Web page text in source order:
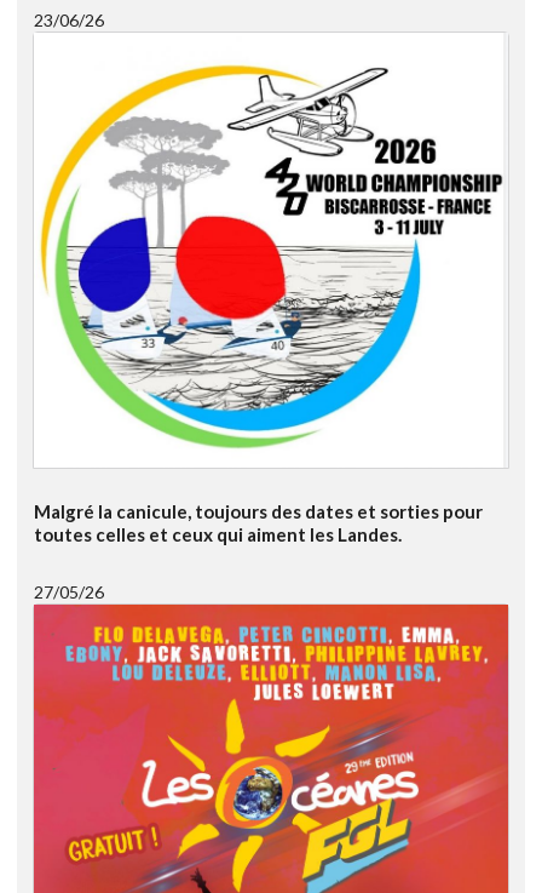
23/06/26
Malgré la canicule, toujours des dates et sorties pour
toutes celles et ceux qui aiment les Landes.
27/05/26